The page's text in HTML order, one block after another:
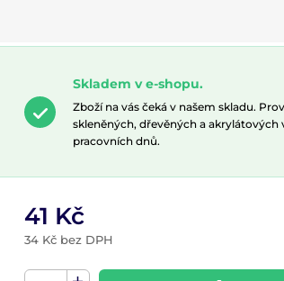
Skladem v e-shopu.
Zboží na vás čeká v našem skladu.
skleněných, dřevěných a akrylátových
pracovních dnů.
41 Kč
34 Kč bez DPH